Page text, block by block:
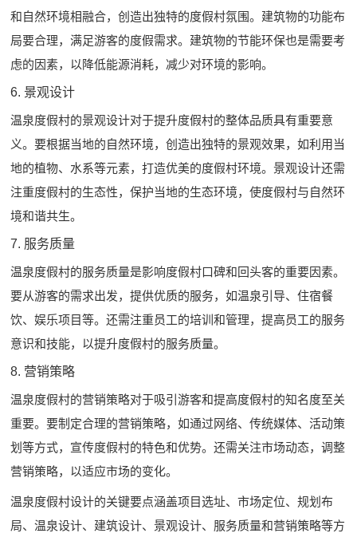
和自然环境相融合，创造出独特的度假村氛围。建筑物的功能布
局要合理，满足游客的度假需求。建筑物的节能环保也是需要考
虑的因素，以降低能源消耗，减少对环境的影响。
6. 景观设计
温泉度假村的景观设计对于提升度假村的整体品质具有重要意
义。要根据当地的自然环境，创造出独特的景观效果，如利用当
地的植物、水系等元素，打造优美的度假村环境。景观设计还需
注重度假村的生态性，保护当地的生态环境，使度假村与自然环
境和谐共生。
7. 服务质量
温泉度假村的服务质量是影响度假村口碑和回头客的重要因素。
要从游客的需求出发，提供优质的服务，如温泉引导、住宿餐
饮、娱乐项目等。还需注重员工的培训和管理，提高员工的服务
意识和技能，以提升度假村的服务质量。
8. 营销策略
温泉度假村的营销策略对于吸引游客和提高度假村的知名度至关
重要。要制定合理的营销策略，如通过网络、传统媒体、活动策
划等方式，宣传度假村的特色和优势。还需关注市场动态，调整
营销策略，以适应市场的变化。
温泉度假村设计的关键要点涵盖项目选址、市场定位、规划布
局、温泉设计、建筑设计、景观设计、服务质量和营销策略等方